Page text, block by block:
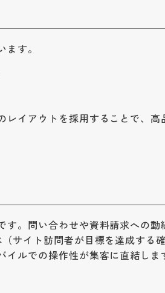
す。
イアウトを採用することで、高
。問い合わせや資料請求への動
サイト訪問者が目標を達成する
ルでの操作性が集客に直結しま